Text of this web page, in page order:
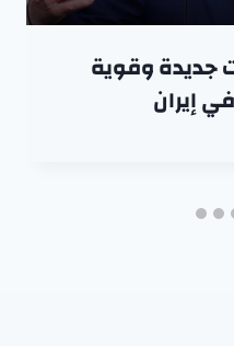
جديدة وقوية
إيران